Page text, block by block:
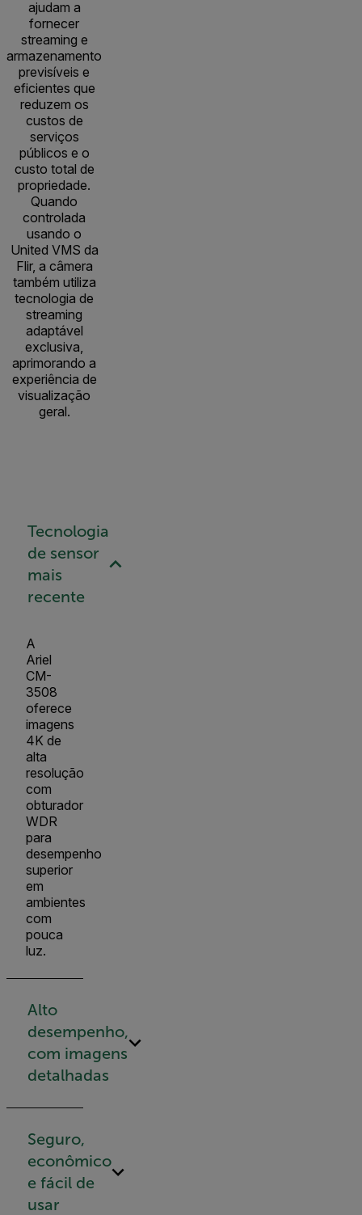
ajudam a
fornecer
streaming e
armazenamento
previsíveis e
eficientes que
reduzem os
custos de
serviços
públicos e o
custo total de
propriedade.
Quando
controlada
usando o
United VMS da
Flir, a câmera
também utiliza
tecnologia de
streaming
adaptável
exclusiva,
aprimorando a
experiência de
visualização
geral.
Tecnologia
de sensor
mais
recente
A
Ariel
CM-
3508
oferece
imagens
4K de
alta
resolução
com
obturador
WDR
para
desempenho
superior
em
ambientes
com
pouca
luz.
Alto
desempenho,
com imagens
detalhadas
Seguro,
econômico
e fácil de
usar